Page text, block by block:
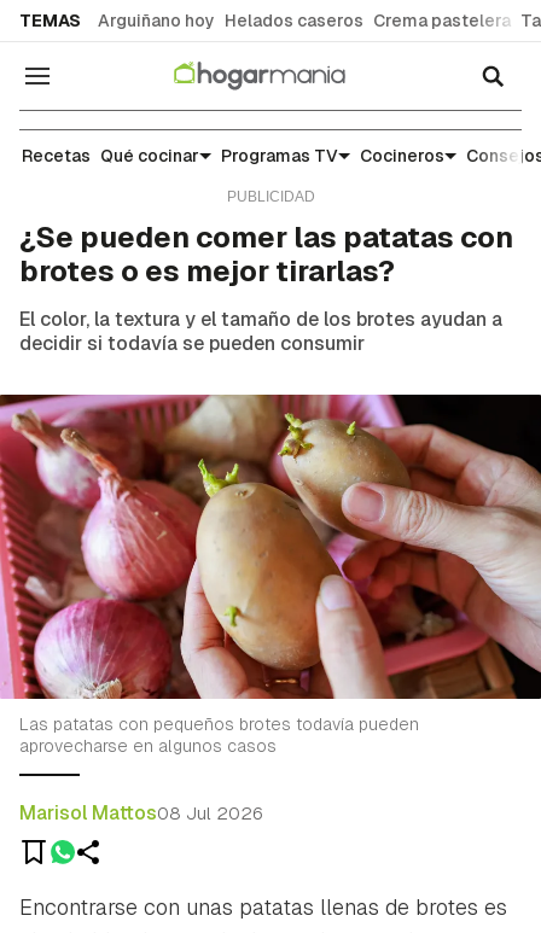
TEMAS Arguiñano hoy Helados caseros Crema pastelera
Navegación
Noticias y tendencias gastronómicas
Recetas Qué cocinar Programas TV Cocineros
¿Se pueden comer las patatas con
brotes o es mejor tirarlas?
El color, la textura y el tamaño de los brotes ayudan a
decidir si todavía se pueden consumir
Las patatas con pequeños brotes todavía pueden
aprovecharse en algunos casos
Marisol Mattos08 Jul 2026
Encontrarse con unas patatas llenas de brotes es